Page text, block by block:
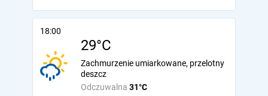
18:00
29°C
Odczuwalna 31°C
Zachmurzenie umiarkowane, przelotny
deszcz